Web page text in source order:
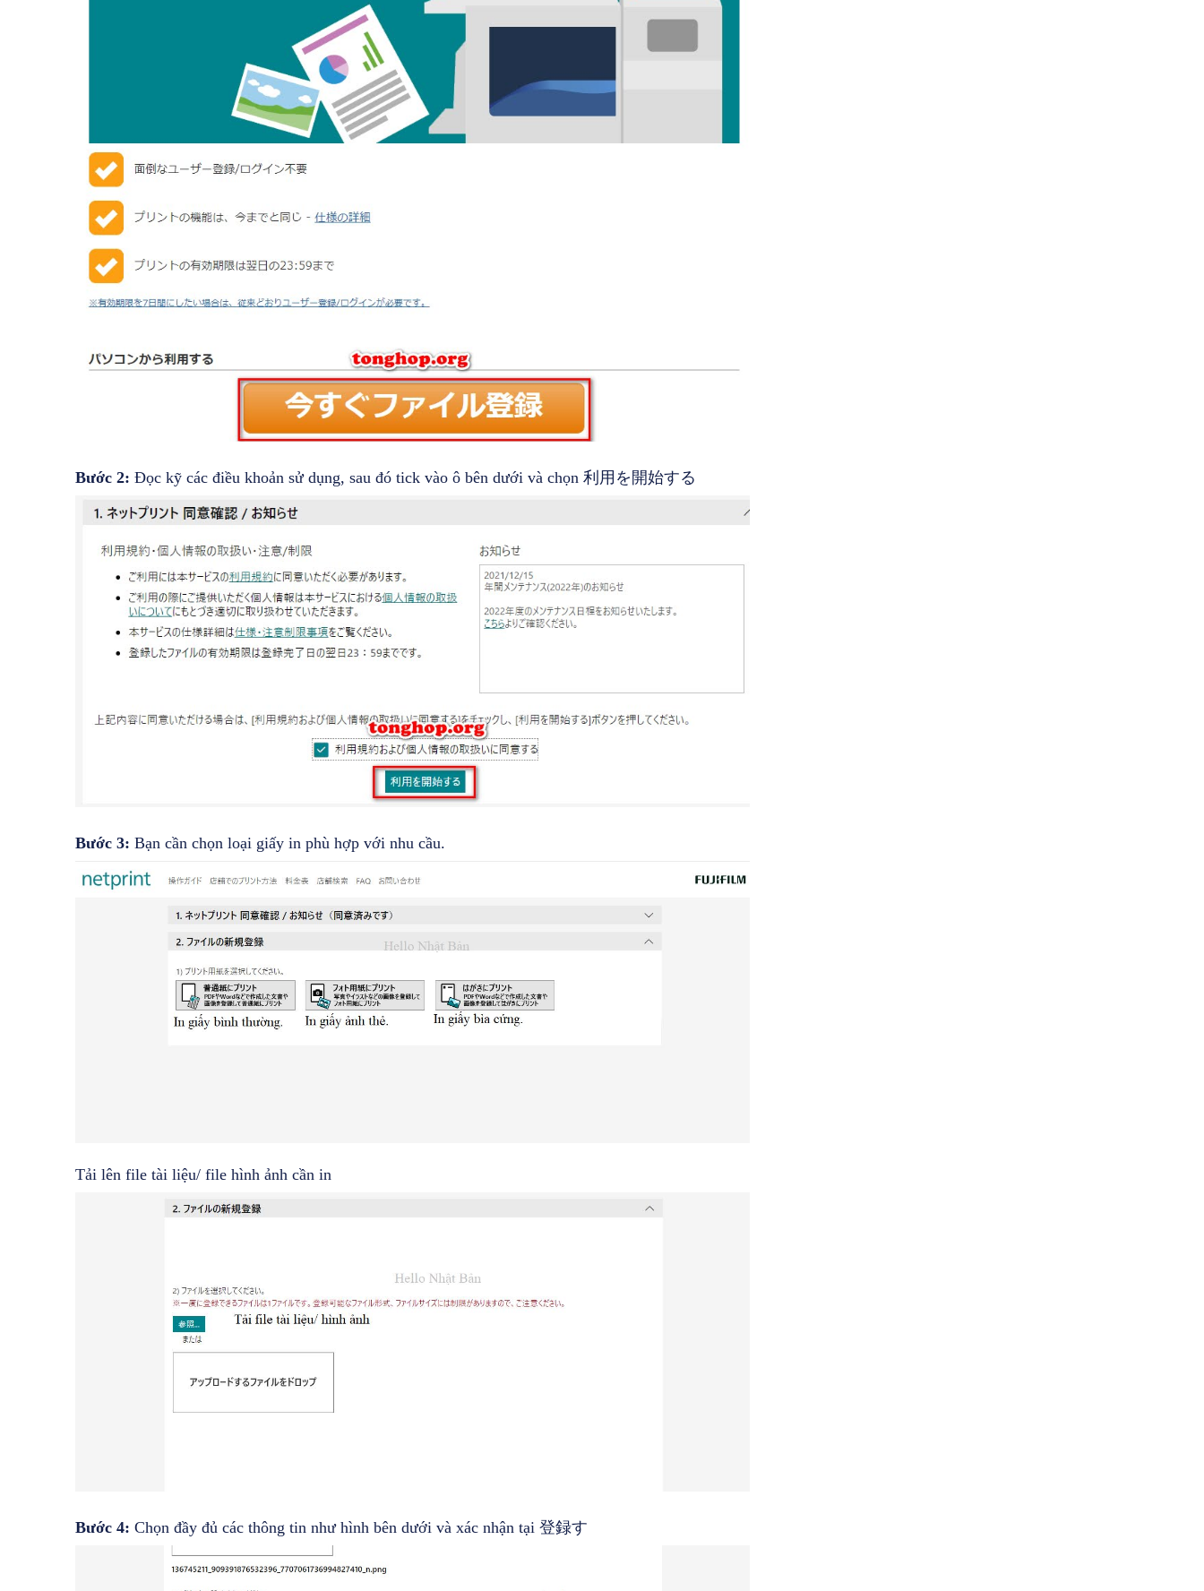
Bước 2: Đọc kỹ các điều khoản sử dụng, sau đó tick vào ô bên dưới và chọn 利用を開始する
Bước 3: Bạn cần chọn loại giấy in phù hợp với nhu cầu.
Tải lên file tài liệu/ file hình ảnh cần in
Bước 4: Chọn đầy đủ các thông tin như hình bên dưới và xác nhận tại 登録す